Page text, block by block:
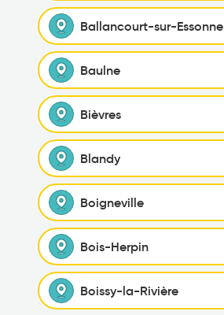
Ballancourt-sur-Essonne
Baulne
Bièvres
Blandy
Boigneville
Bois-Herpin
Boissy-la-Rivière